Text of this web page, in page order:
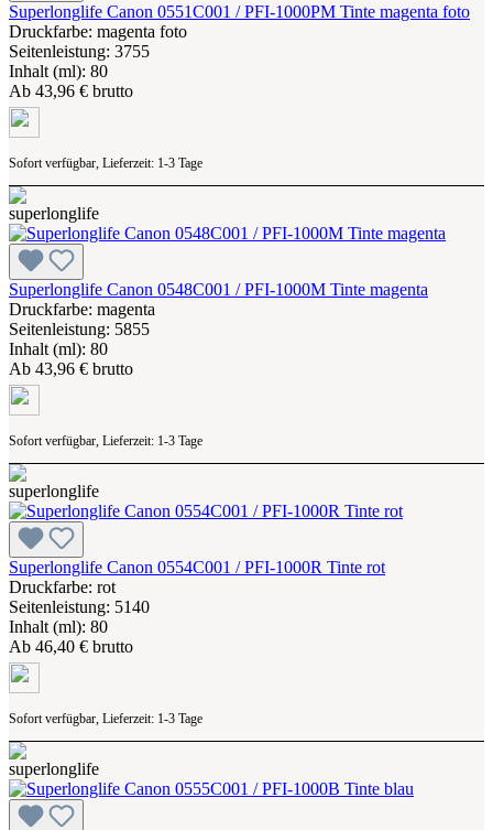
Superlonglife Canon 0551C001 / PFI-1000PM Tinte magenta foto
Druckfarbe: magenta foto
Seitenleistung: 3755
Inhalt (ml): 80
Ab 43,96 € brutto
Sofort verfügbar, Lieferzeit: 1-3 Tage
Superlonglife Canon 0548C001 / PFI-1000M Tinte magenta
Druckfarbe: magenta
Seitenleistung: 5855
Inhalt (ml): 80
Ab 43,96 € brutto
Sofort verfügbar, Lieferzeit: 1-3 Tage
Superlonglife Canon 0554C001 / PFI-1000R Tinte rot
Druckfarbe: rot
Seitenleistung: 5140
Inhalt (ml): 80
Ab 46,40 € brutto
Sofort verfügbar, Lieferzeit: 1-3 Tage